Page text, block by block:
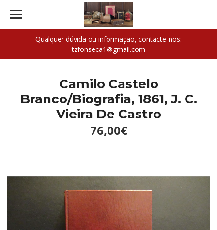
Qualquer dúvida ou informação, contacte-nos:
tzfonseca1@gmail.com
Camilo Castelo
Branco/Biografia, 1861, J. C.
Vieira De Castro
76,00€